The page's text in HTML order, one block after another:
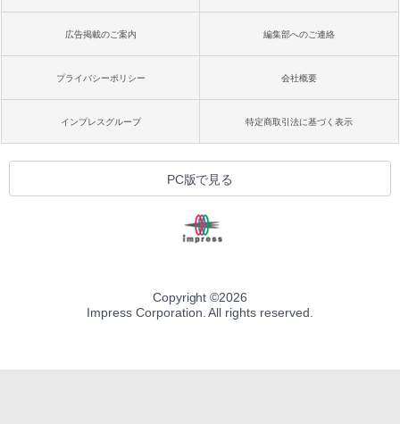
広告掲載のご案内 編集部へのご連絡
プライバシーポリシー 会社概要
インプレスグループ 特定商取引法に基づく表示
PC版で見る
Copyright ©2026
Impress Corporation. All rights reserved.